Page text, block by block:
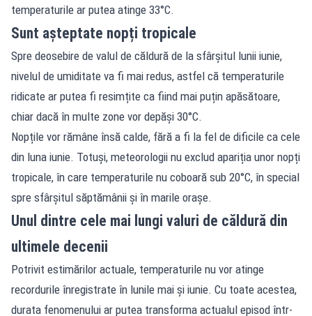
temperaturile ar putea atinge 33°C.
Sunt așteptate nopți tropicale
Spre deosebire de valul de căldură de la sfârșitul lunii iunie,
nivelul de umiditate va fi mai redus, astfel că temperaturile
ridicate ar putea fi resimțite ca fiind mai puțin apăsătoare,
chiar dacă în multe zone vor depăși 30°C.
Nopțile vor rămâne însă calde, fără a fi la fel de dificile ca cele
din luna iunie. Totuși, meteorologii nu exclud apariția unor nopți
tropicale, în care temperaturile nu coboară sub 20°C, în special
spre sfârșitul săptămânii și în marile orașe.
Unul dintre cele mai lungi valuri de căldură din
ultimele decenii
Potrivit estimărilor actuale, temperaturile nu vor atinge
recordurile înregistrate în lunile mai și iunie. Cu toate acestea,
durata fenomenului ar putea transforma actualul episod într-